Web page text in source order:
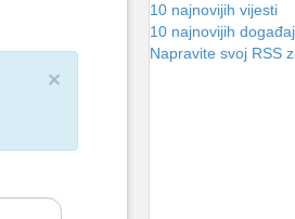
×
10 najnovijih vijesti
10 najnovijih
Napravite svoj RSS